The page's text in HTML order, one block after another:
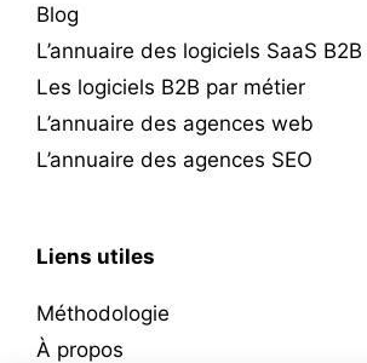
Blog
L’annuaire des logiciels SaaS B2B
Les logiciels B2B par métier
L’annuaire des agences web
L’annuaire des agences SEO
Liens utiles
Méthodologie
À propos